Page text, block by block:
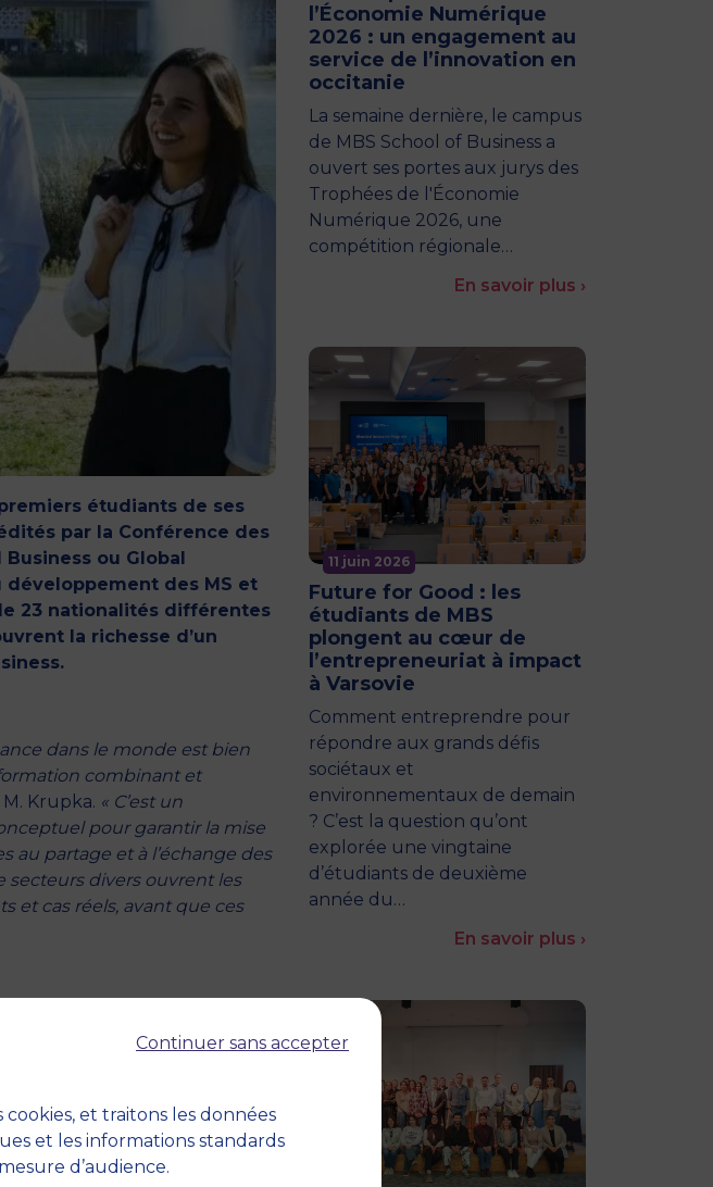
étudiants de ses
par la Conférence des
ou Global
développement des MS et
23 nationalités différentes
la richesse d’un
dans le monde est bien
combinant et
Krupka. « C’est un
pour garantir la mise
au partage et à l’échange des
secteurs divers ouvrent les
et cas réels, avant que ces
chercheurs de MBS, très
dans ces
la vision globale et de
contextes culturels variés.
qui seront
et la remise en
l’Économie Numérique
2026 : un engagement au
service de l’innovation en
occitanie
La semaine dernière, le campus
de MBS School of Business a
ouvert ses portes aux jurys des
Trophées de l'Économie
Numérique 2026, une
compétition régionale…
En savoir plus ›
11 juin 2026
Future for Good : les
étudiants de MBS
plongent au cœur de
l’entrepreneuriat à impact
à Varsovie
Comment entreprendre pour
répondre aux grands défis
sociétaux et
environnementaux de demain
? C’est la question qu’ont
explorée une vingtaine
d’étudiants de deuxième
année du…
En savoir plus ›
Continuer sans accepter
et traitons les données
et les informations standards
d’audience.